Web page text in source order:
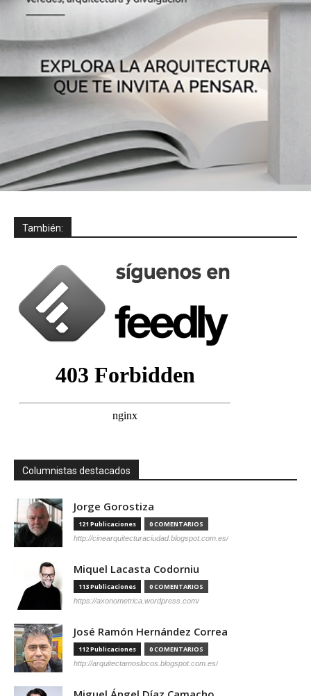
También:
Columnistas destacados
Jorge Gorostiza
121 Publicaciones 0 COMENTARIOS
http://cinearquitecturaciudad.blogspot.com.es/
Miquel Lacasta Codorniu
113 Publicaciones 0 COMENTARIOS
https://axonometrica.wordpress.com/
José Ramón Hernández Correa
112 Publicaciones 0 COMENTARIOS
http://arquitectamoslocos.blogspot.com.es/